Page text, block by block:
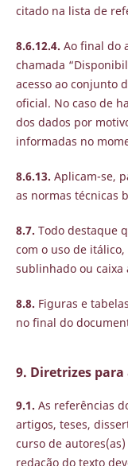
citado na lista de
8.6.12.4. Ao final do
chamada
acesso ao conjunto
oficial. No caso de
dos dados por
informadas no
8.6.13. Aplicam-se,
as normas técnicas
8.7. Todo destaque
com o uso de
sublinhado ou caixa
8.8. Figuras e
no final do
9. Diretrizes
9.1. As referências
artigos, teses,
curso de
redação do texto